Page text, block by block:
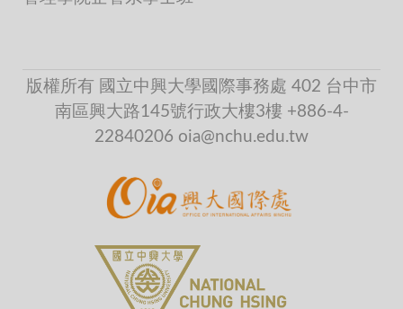
版權所有 國立中興大學國際事務處 402 台中市
南區興大路145號行政大樓3樓 +886-4-
22840206 oia@nchu.edu.tw